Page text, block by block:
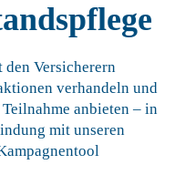
den Versicherern
verhandeln und
anbieten – in
mit unseren